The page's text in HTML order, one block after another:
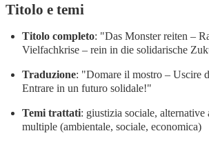
Titolo e temi
Titolo completo: "Das Monster reiten –
Vielfachkrise – rein in die solidarische
Traduzione: "Domare il mostro – Uscire
Entrare in un futuro solidale!"
Temi trattati: giustizia sociale,
multiple (ambientale, sociale, economica)